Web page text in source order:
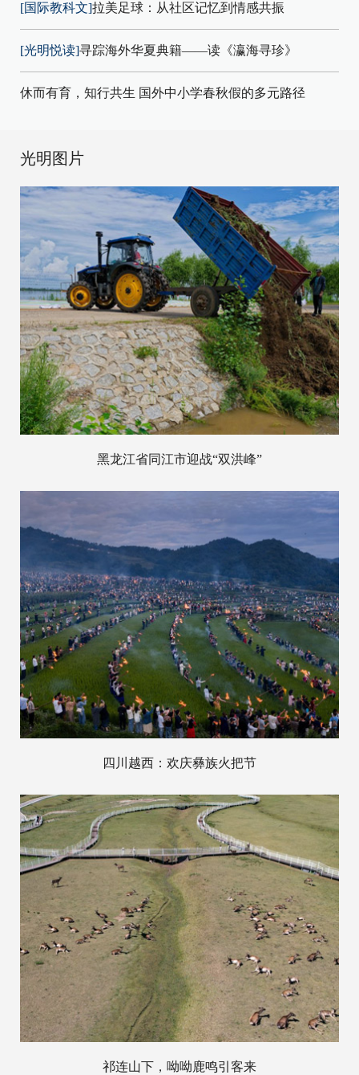
[国际教科文]拉美足球：从社区记忆到情感共振
[光明悦读]寻踪海外华夏典籍——读《瀛海寻珍》
休而有育，知行共生 国外中小学春秋假的多元路径
光明图片
黑龙江省同江市迎战“双洪峰”
四川越西：欢庆彝族火把节
祁连山下，呦呦鹿鸣引客来